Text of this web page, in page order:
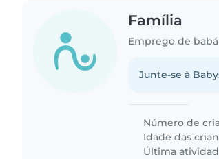
Família
Emprego de
Junte-se à
Número de
Idade das
Última